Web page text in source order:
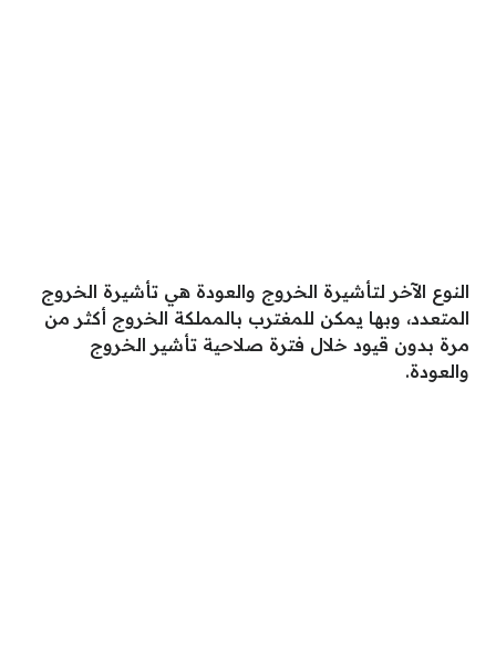
النوع الآخر لتأشيرة الخروج والعودة هي تأشيرة الخروج
المتعدد، وبها يمكن للمغترب بالمملكة الخروج أكثر من
مرة بدون قيود خلال فترة صلاحية تأشير الخروج
والعودة.